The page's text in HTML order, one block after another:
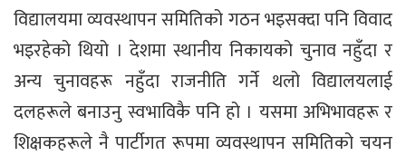
विद्यालयमा व्यवस्थापन समितिको गठन भइसक्दा पनि विवाद
भइरहेको थियो । देशमा स्थानीय निकायको चुनाव नहुँदा र
अन्य चुनावहरू नहुँदा राजनीति गर्ने थलो विद्यालयलाई
दलहरूले बनाउनु स्वभाविकै पनि हो । यसमा अभिभावहरू र
शिक्षकहरूले नै पार्टीगत रूपमा व्यवस्थापन समितिको चयन